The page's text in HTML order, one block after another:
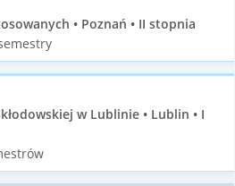
• Poznań • II stopnia
w Lublinie • Lublin • I